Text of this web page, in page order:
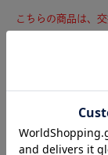
こちらの商品は、
また、こちらの商
こちらは2026年春
商品ページに掲載
ものがございます。
ナイロン79% ポリ